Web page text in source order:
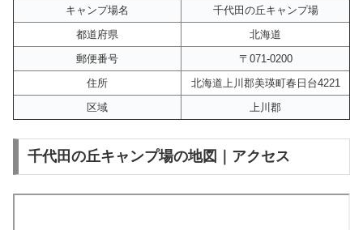
キャンプ場名
千代田の丘キャンプ場
都道府県
北海道
郵便番号
〒071-0200
住所
北海道上川郡美瑛町春日台4221
区域
上川郡
千代田の丘キャンプ場の地図｜アクセス